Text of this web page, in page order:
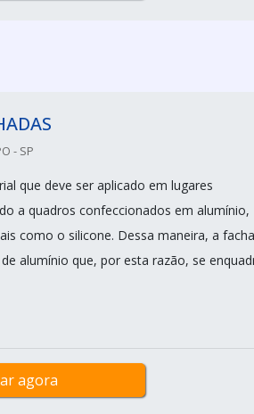
- SP
que deve ser aplicado em lugares
a quadros confeccionados em alumínio,
como o silicone. Dessa maneira, a
alumínio que, por esta razão, se
agora